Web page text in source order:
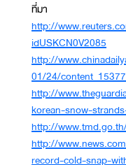
ที่มา
http://
idUSKCN0V2085
http://
01/24/
http://
korean-snow-
http://
http://
record-cold-snap-